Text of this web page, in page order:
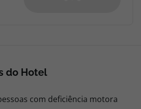
do Hotel
com deficiência motora